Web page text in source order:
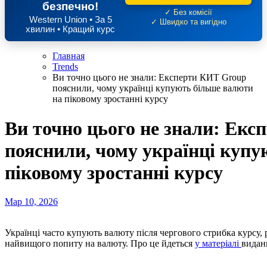
безпечно!
Western Union • За 5
хвилин • Кращий курс
✓ Без комісії
✓ Швидко та вигідно
Главная
Trends
Ви точно цього не знали: Експерти КИТ Group
пояснили, чому українці купують більше валюти
на піковому зростанні курсу
Ви точно цього не знали:
пояснили, чому українці
піковому зростанні курсу
Мар 10, 2026
Українці часто купують валюту після чергового стрибка курсу, рішення придбати долари та євро приходить в моменти
найвищого попиту на валюту. Про це йдеться у матеріалі